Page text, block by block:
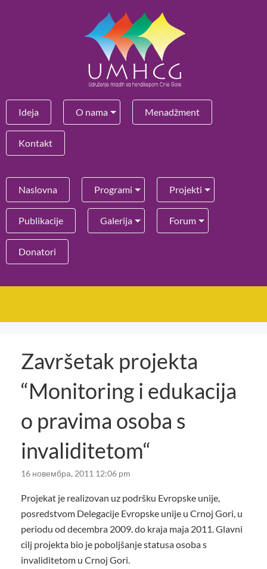
Ideja O nama Menadžment
Kontakt
Naslovna Programi Projekti
Publikacije Galerija Forum
Donatori
Završetak projekta
“Monitoring i edukacija
o pravima osoba s
invaliditetom“
16 новембра, 2011 12:06 pm
Projekat je realizovan uz podršku Evropske unije,
posredstvom Delegacije Evropske unije u Crnoj Gori, u
periodu od decembra 2009. do kraja maja 2011. Glavni
cilj projekta bio je poboljšanje statusa osoba s
invaliditetom u Crnoj Gori.